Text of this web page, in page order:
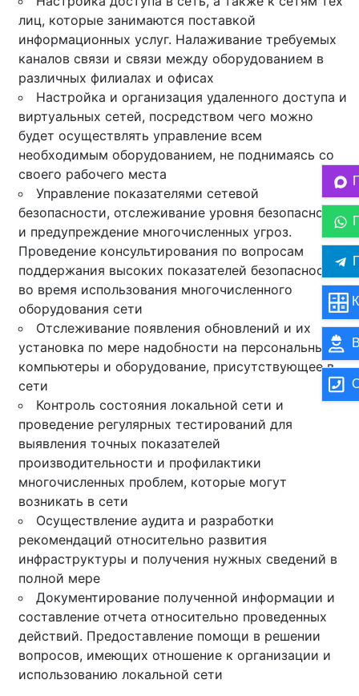
лиц, которые занимаются поставкой
информационных услуг. Налаживание требуемых
каналов связи и связи между оборудованием в
различных филиалах и офисах
Настройка и организация удаленного доступа и
виртуальных сетей, посредством чего можно
будет осуществлять управление всем
необходимым оборудованием, не поднимаясь со
своего рабочего места
Управление показателями сетевой
безопасности, отслеживание уровня безопасности
и предупреждение многочисленных угроз.
Проведение консультирования по вопросам
поддержания высоких показателей безопасности
во время использования многочисленного
оборудования сети
Отслеживание появления обновлений и их
установка по мере надобности на персональные
компьютеры и оборудование, присутствующее в
сети
Контроль состояния локальной сети и
проведение регулярных тестирований для
выявления точных показателей
производительности и профилактики
многочисленных проблем, которые могут
возникать в сети
Осуществление аудита и разработки
рекомендаций относительно развития
инфраструктуры и получения нужных сведений в
полной мере
Документирование полученной информации и
составление отчета относительно проведенных
действий. Предоставление помощи в решении
вопросов, имеющих отношение к организации и
использованию локальной сети